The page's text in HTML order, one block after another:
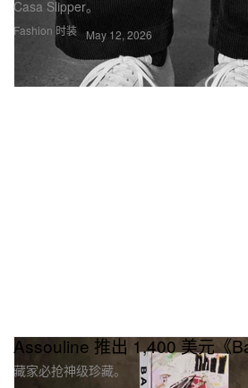
Fashion 时装
Casa Slipper。
May 12, 2026
Assouline 推出 1,400 美元《
藏家必抢神级珍藏。